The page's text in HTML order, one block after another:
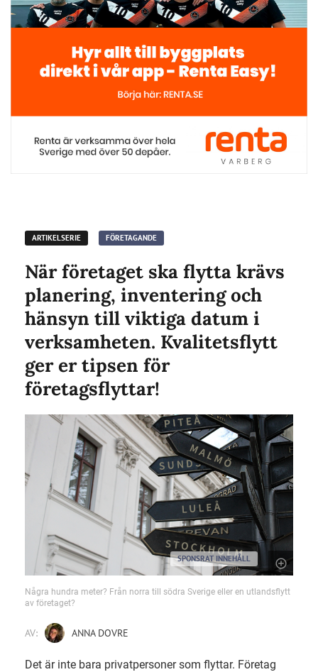
ARTIKELSERIE FÖRETAGANDE
När företaget ska flytta krävs
planering, inventering och
hänsyn till viktiga datum i
verksamheten. Kvalitetsflytt
ger er tipsen för
företagsflyttar!
SPONSRAT INNEHÅLL
Några hundra meter? Från norra till södra Sverige eller en utlandsflytt
av företaget?
AV: ANNA DOVRE
Det är inte bara privatpersoner som flyttar. Företag